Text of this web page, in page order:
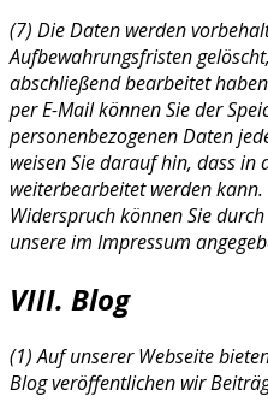
(7) Die Daten werden
Aufbewahrungsfristen
abschließend bearbeitet
per E-Mail können Sie der
personenbezogenen Daten
weisen Sie darauf hin, dass in
weiterbearbeitet werden
Widerspruch können Sie
unsere im Impressum
VIII. Blog
(1) Auf unserer Webseite
Blog veröffentlichen wir